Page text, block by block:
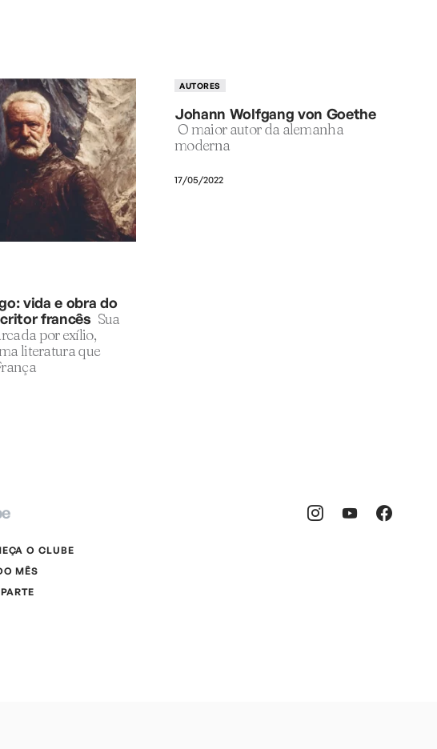
vida e obra do
francês Sua
por exílio,
literatura que
AUTORES
Johann Wolfgang von Goethe
O maior autor da alemanha
moderna
17/05/2022
O CLUBE
MÊS